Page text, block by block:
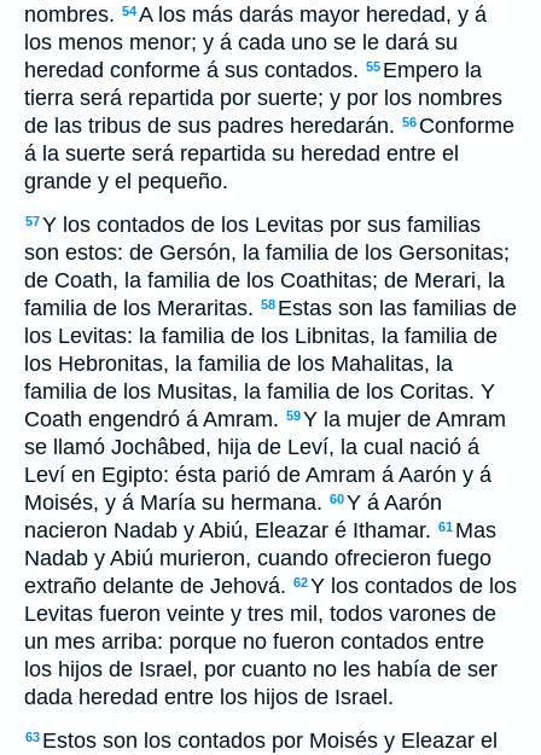
nombres. 54A los más darás mayor heredad, y á
los menos menor; y á cada uno se le dará su
heredad conforme á sus contados. 55 Empero la
tierra será repartida por suerte; y por los nombres
de las tribus de sus padres heredarán. 56 Conforme
á la suerte será repartida su heredad entre el
grande y el pequeño.
57Y los contados de los Levitas por sus familias
son estos: de Gersón, la familia de los Gersonitas;
de Coath, la familia de los Coathitas; de Merari, la
familia de los Meraritas. 58 Estas son las familias de
los Levitas: la familia de los Libnitas, la familia de
los Hebronitas, la familia de los Mahalitas, la
familia de los Musitas, la familia de los Coritas. Y
Coath engendró á Amram. 59Y la mujer de Amram
se llamó Jochâbed, hija de Leví, la cual nació á
Leví en Egipto: ésta parió de Amram á Aarón y á
Moisés, y á María su hermana. 60Y á Aarón
nacieron Nadab y Abiú, Eleazar é Ithamar. 61 Mas
Nadab y Abiú murieron, cuando ofrecieron fuego
extraño delante de Jehová. 62Y los contados de los
Levitas fueron veinte y tres mil, todos varones de
un mes arriba: porque no fueron contados entre
los hijos de Israel, por cuanto no les había de ser
dada heredad entre los hijos de Israel.
63 Estos son los contados por Moisés y Eleazar el